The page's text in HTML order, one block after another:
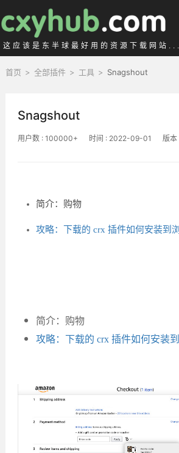
这应该是东半球最好用的资源下载网站...
首页 > 全部插件 > 工具 > Snagshout
Snagshout
用户数 : 100000+ 时间 : 2022-09-01 版本
简介：购物
攻略：下载的 crx 插件如何安装到
简介：购物
攻略：下载的 crx 插件如何安装到